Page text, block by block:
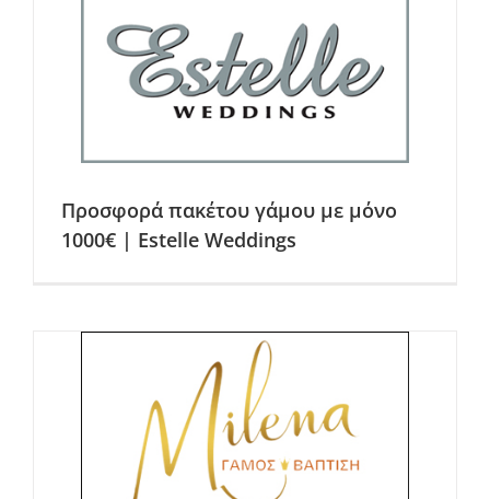
Προσφορά πακέτου γάμου με μόνο
1000€ | Estelle Weddings